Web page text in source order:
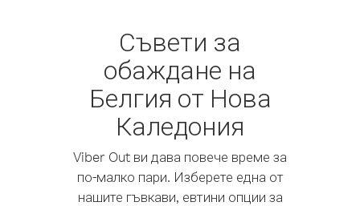
Съвети за
обаждане на
Белгия от Нова
Каледония
Viber Out ви дава повече време за
по-малко пари. Изберете една от
нашите гъвкави, евтини опции за